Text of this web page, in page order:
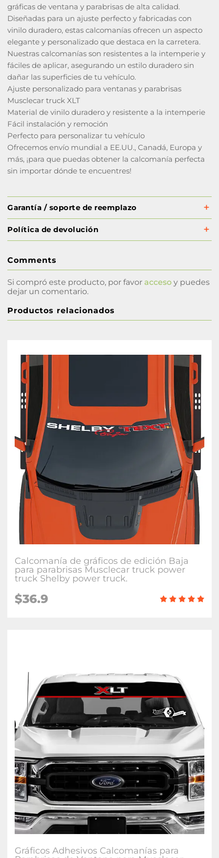
gráficas de ventana y parabrisas de alta calidad.
Diseñadas para un ajuste perfecto y fabricadas con
vinilo duradero, estas calcomanías ofrecen un aspecto
elegante y personalizado que destaca en la carretera.
Nuestras calcomanías son resistentes a la intemperie y
fáciles de aplicar, asegurando un estilo duradero sin
dañar las superficies de tu vehículo.
Ajuste personalizado para ventanas y parabrisas
Musclecar truck XLT
Material de vinilo duradero y resistente a la intemperie
Fácil instalación y remoción
Perfecto para personalizar tu vehículo
Ofrecemos envío mundial a EE.UU., Canadá, Europa y
más, ¡para que puedas obtener la calcomanía perfecta
sin importar dónde te encuentres!
Garantía / soporte de reemplazo
Política de devolución
Comments
Si compró este producto, por favor acceso y puedes
dejar un comentario.
Productos relacionados
Calcomanía de gráficos de edición Baja
para parabrisas Musclecar truck power
truck Shelby power truck.
$36.9
Gráficos Adhesivos Calcomanías para